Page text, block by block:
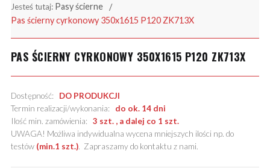
Jesteś tutaj: Pasy ścierne
Pas ścierny cyrkonowy 350x1615 P120 ZK713X
PAS ŚCIERNY CYRKONOWY 350X1615 P120 ZK713X
Dostępność: DO PRODUKCJI
Termin realizacji/wykonania: do ok. 14 dni
Ilość min. zamówienia: 3 szt. , a dalej co 1 szt.
UWAGA! Możliwa indywidualna wycena mniejszych ilości np. do
testów (min.1 szt.). Zapraszamy do kontaktu z nami.